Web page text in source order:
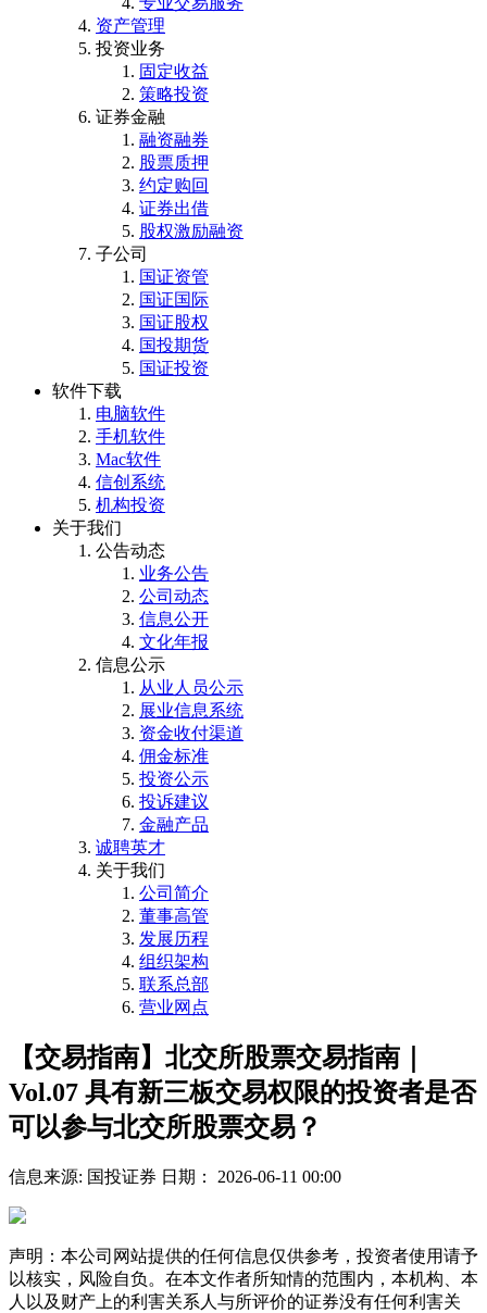
资产管理
投资业务
固定收益
策略投资
证券金融
融资融券
股票质押
约定购回
证券出借
股权激励融资
子公司
国证资管
国证国际
国证股权
国投期货
国证投资
软件下载
电脑软件
手机软件
Mac软件
信创系统
机构投资
关于我们
公告动态
业务公告
公司动态
信息公开
文化年报
信息公示
从业人员公示
展业信息系统
资金收付渠道
佣金标准
投资公示
投诉建议
金融产品
诚聘英才
关于我们
公司简介
董事高管
发展历程
组织架构
联系总部
营业网点
【交易指南】北交所股票交易指南｜
Vol.07 具有新三板交易权限的投资者是否
可以参与北交所股票交易？
信息来源: 国投证券 日期： 2026-06-11 00:00
声明：本公司网站提供的任何信息仅供参考，投资者使用请予
以核实，风险自负。在本文作者所知情的范围内，本机构、本
人以及财产上的利害关系人与所评价的证券没有任何利害关